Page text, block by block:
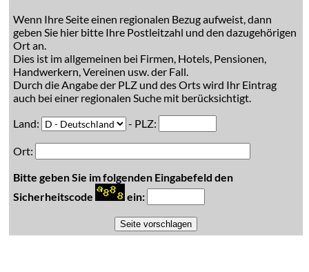
Wenn Ihre Seite einen regionalen Bezug aufweist, dann
geben Sie hier bitte Ihre Postleitzahl und den dazugehörigen
Ort an.
Dies ist im allgemeinen bei Firmen, Hotels, Pensionen,
Handwerkern, Vereinen usw. der Fall.
Durch die Angabe der PLZ und des Orts wird Ihr Eintrag
auch bei einer regionalen Suche mit berücksichtigt.
Land:
- PLZ:
Ort:
Bitte geben Sie im folgenden Eingabefeld den
Sicherheitscode
ein: